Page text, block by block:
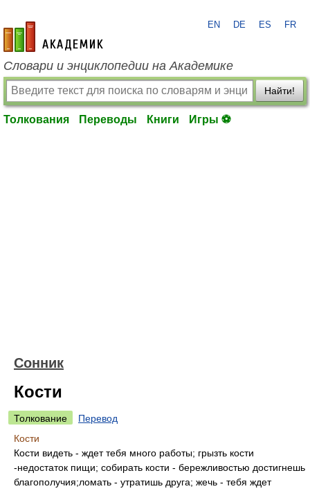
academic.ru
EN DE ES FR
Словари и энциклопедии на Академике
Найти!
Толкования Переводы Книги Игры ⚽
Сонник
Кости
Толкование
Перевод
Кости
Кости видеть - ждет тебя много работы; грызть кости
-недостаток пищи; собирать кости - бережливостью достигнешь
благополучия;ломать - утратишь друга; жечь - тебя ждет